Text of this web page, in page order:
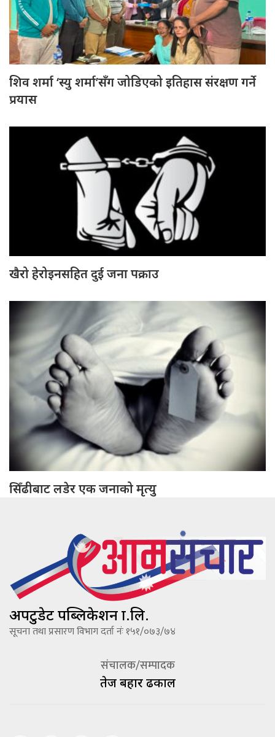
शिव शर्मा ‘स्यु शर्मा’सँग जोडिएको इतिहास संरक्षण गर्ने
प्रयास
खैरो हेरोइनसहित दुई जना पक्राउ
सिँढीबाट लडेर एक जनाको मृत्यु
अपटुडेट पब्लिकेशन प्रा.लि.
सूचना तथा प्रसारण विभाग दर्ता नंः १५१/०७३/७४
संचालक/सम्पादक
तेज बहादूर ढकाल